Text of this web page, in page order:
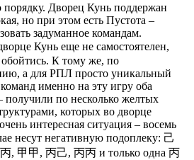
порядку. Дворец Кунь поддержан
но при этом есть Пустота –
задуманное командам.
Кунь еще не самостоятелен,
обойтись. К тому же, по
а для РПЛ просто уникальный
именно на эту игру оба
по несколько желтых
которых во дворце
интересная ситуация – восемь
несут негативную подоплеку: 己
丙, 甲 甲 , 丙己, 丙丙 и только одна 丙